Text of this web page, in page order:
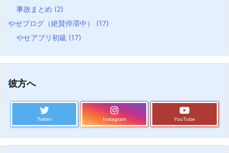
事故まとめ (2)
やせブログ（絶賛停滞中） (17)
やせアプリ初級 (17)
彼方へ
Twitter Instagram YouTube